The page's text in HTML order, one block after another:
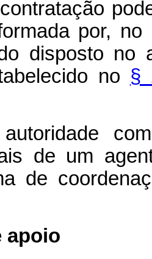
por,
disposto no
no §
de um
de
apoio